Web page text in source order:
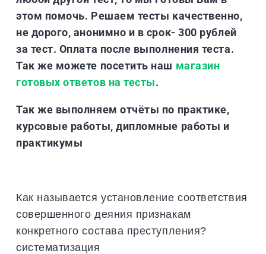
этом помочь. Решаем тесты качественно,
не дорого, анонимно и в срок- 300 рублей
за тест. Оплата после выполнения теста.
Так же можете посетить наш магазин
готовых ответов на тесты.
Так же выполняем отчёты по практике,
курсовые работы, дипломные работы и
практикумы
Как называется установление соответствия
совершенного деяния признакам
конкретного состава преступления?
систематизация